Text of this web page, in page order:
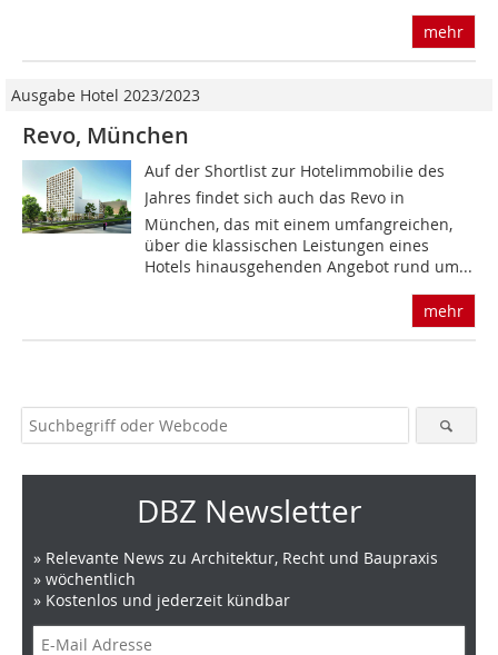
mehr
Ausgabe Hotel 2023/2023
Revo, München
Auf der Shortlist zur Hotelimmobilie des
Jahres findet sich auch das Revo in
München, das mit einem umfangreichen,
über die klassischen Leistungen eines
Hotels hinausgehenden Angebot rund um...
mehr
DBZ Newsletter
» Relevante News zu Architektur, Recht und Baupraxis
» wöchentlich
» Kostenlos und jederzeit kündbar